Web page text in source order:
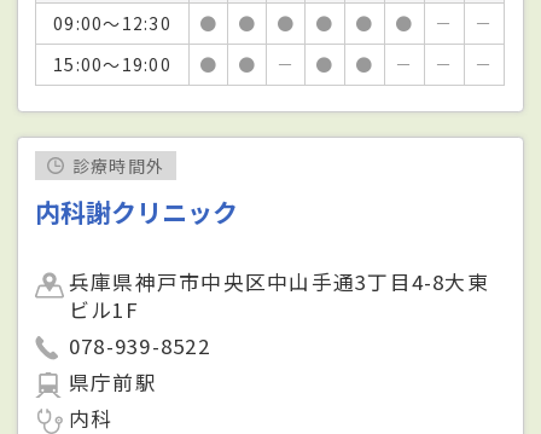
09:00～12:30
● ● ● ● ● ● －
－
15:00～19:00
● ● － ● ● － － －
診療時間外
内科謝クリニック
兵庫県神戸市中央区中山手通3丁目4-8大東
ビル1F
078-939-8522
県庁前駅
内科